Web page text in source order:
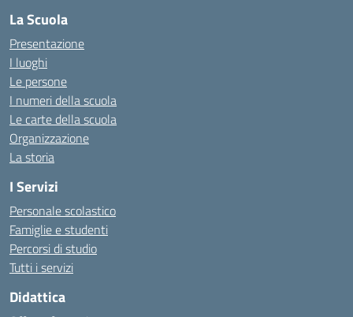
La Scuola
Presentazione
I luoghi
Le persone
I numeri della scuola
Le carte della scuola
Organizzazione
La storia
I Servizi
Personale scolastico
Famiglie e studenti
Percorsi di studio
Tutti i servizi
Didattica